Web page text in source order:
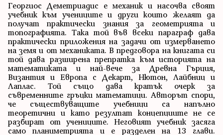
Георгиос Деметриадис е механик и насочва своят
учебник към учениците и други които желаят да
получат практически знания за геометрията и
топографията. Така той във всеки параграф дава
практически приложения на задачи от измерването
на земя и от механиката. В предговора на книгата си
той дава разширена препратка към историята на
математиката и най-вече за Древна Гърция,
Византия и Европа с Декарт, Нютон, Лайбниц и
Лаплас. Той също дава кратък очерк за
съвременните гръцки математици. Авторът спори,
че съществуващите учебници са напълно
теоретични и като резултат концепциите не се
разбират от учениците. Неговият учебник засяга
само планиметрията и е разделен на 13 глави.